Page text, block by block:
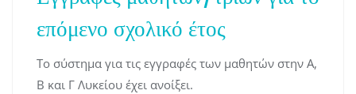
επόμενο σχολικό έτος
Το σύστημα για τις εγγραφές των μαθητών στην Α,
Β και Γ Λυκείου έχει ανοίξει.